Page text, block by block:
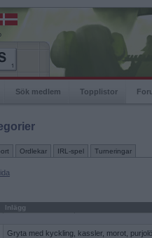
Sök medlem Topplistor
Ordlekar IRL-spel Turneringar
Inlägg
Gryta med kyckling, kassler, morot,